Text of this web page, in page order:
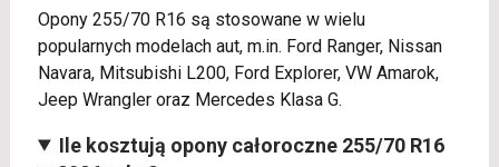
Opony 255/70 R16 są stosowane w wielu
popularnych modelach aut, m.in. Ford Ranger, Nissan
Navara, Mitsubishi L200, Ford Explorer, VW Amarok,
Jeep Wrangler oraz Mercedes Klasa G.
Ile kosztują opony całoroczne 255/70 R16